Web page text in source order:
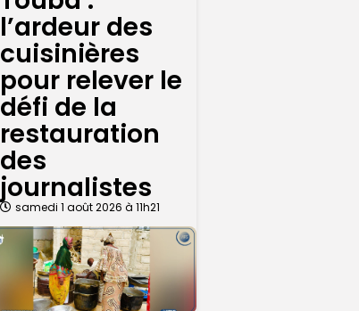
l’ardeur des
cuisinières
pour relever le
défi de la
restauration
des
journalistes
samedi 1 août 2026 à 11h21